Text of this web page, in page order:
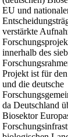
EU und
verstärkte
innerhalb des
Projekt ist für
und die deutsche
da Deutschland
Biosektor